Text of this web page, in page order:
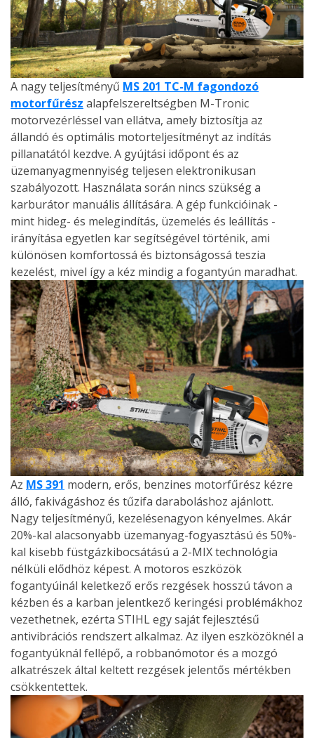
A nagy teljesítményű MS 201 TC-M fagondozó
motorfűrész alapfelszereltségben M-Tronic
motorvezérléssel van ellátva, amely biztosítja az
állandó és optimális motorteljesítményt az indítás
pillanatától kezdve. A gyújtási időpont és az
üzemanyagmennyiség teljesen elektronikusan
szabályozott. Használata során nincs szükség a
karburátor manuális állítására. A gép funkcióinak -
mint hideg- és melegindítás, üzemelés és leállítás -
irányítása egyetlen kar segítségével történik, ami
különösen komfortossá és biztonságossá teszia
kezelést, mivel így a kéz mindig a fogantyún maradhat.
Az MS 391 modern, erős, benzines motorfűrész kézre
álló, fakivágáshoz és tűzifa daraboláshoz ajánlott.
Nagy teljesítményű, kezelésenagyon kényelmes. Akár
20%-kal alacsonyabb üzemanyag-fogyasztású és 50%-
kal kisebb füstgázkibocsátású a 2-MIX technológia
nélküli elődhöz képest. A motoros eszközök
fogantyúinál keletkező erős rezgések hosszú távon a
kézben és a karban jelentkező keringési problémákhoz
vezethetnek, ezérta STIHL egy saját fejlesztésű
antivibrációs rendszert alkalmaz. Az ilyen eszközöknél a
fogantyúknál fellépő, a robbanómotor és a mozgó
alkatrészek által keltett rezgések jelentős mértékben
csökkentettek.